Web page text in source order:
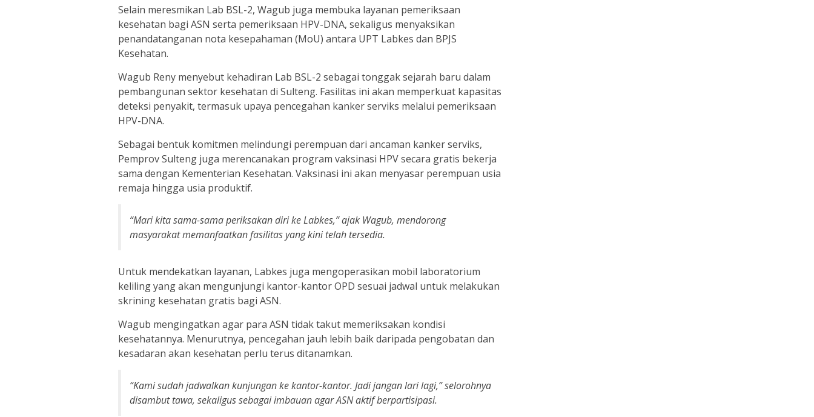
Selain meresmikan Lab BSL-2, Wagub juga membuka layanan pemeriksaan
kesehatan bagi ASN serta pemeriksaan HPV-DNA, sekaligus menyaksikan
penandatanganan nota kesepahaman (MoU) antara UPT Labkes dan BPJS
Kesehatan.
Wagub Reny menyebut kehadiran Lab BSL-2 sebagai tonggak sejarah baru dalam
pembangunan sektor kesehatan di Sulteng. Fasilitas ini akan memperkuat kapasitas
deteksi penyakit, termasuk upaya pencegahan kanker serviks melalui pemeriksaan
HPV-DNA.
Sebagai bentuk komitmen melindungi perempuan dari ancaman kanker serviks,
Pemprov Sulteng juga merencanakan program vaksinasi HPV secara gratis bekerja
sama dengan Kementerian Kesehatan. Vaksinasi ini akan menyasar perempuan usia
remaja hingga usia produktif.
“Mari kita sama-sama periksakan diri ke Labkes,” ajak Wagub, mendorong
masyarakat memanfaatkan fasilitas yang kini telah tersedia.
Untuk mendekatkan layanan, Labkes juga mengoperasikan mobil laboratorium
keliling yang akan mengunjungi kantor-kantor OPD sesuai jadwal untuk melakukan
skrining kesehatan gratis bagi ASN.
Wagub mengingatkan agar para ASN tidak takut memeriksakan kondisi
kesehatannya. Menurutnya, pencegahan jauh lebih baik daripada pengobatan dan
kesadaran akan kesehatan perlu terus ditanamkan.
“Kami sudah jadwalkan kunjungan ke kantor-kantor. Jadi jangan lari lagi,” selorohnya
disambut tawa, sekaligus sebagai imbauan agar ASN aktif berpartisipasi.